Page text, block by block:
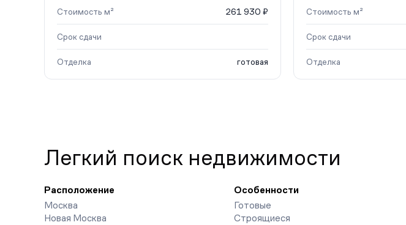
Стоимость м² 261 930 ₽
Срок сдачи
Отделка готовая
Стоимость м²
Срок сдачи
Отделка
Легкий поиск недвижимости
Расположение
Москва
Новая Москва
Особенности
Готовые
Строящиеся